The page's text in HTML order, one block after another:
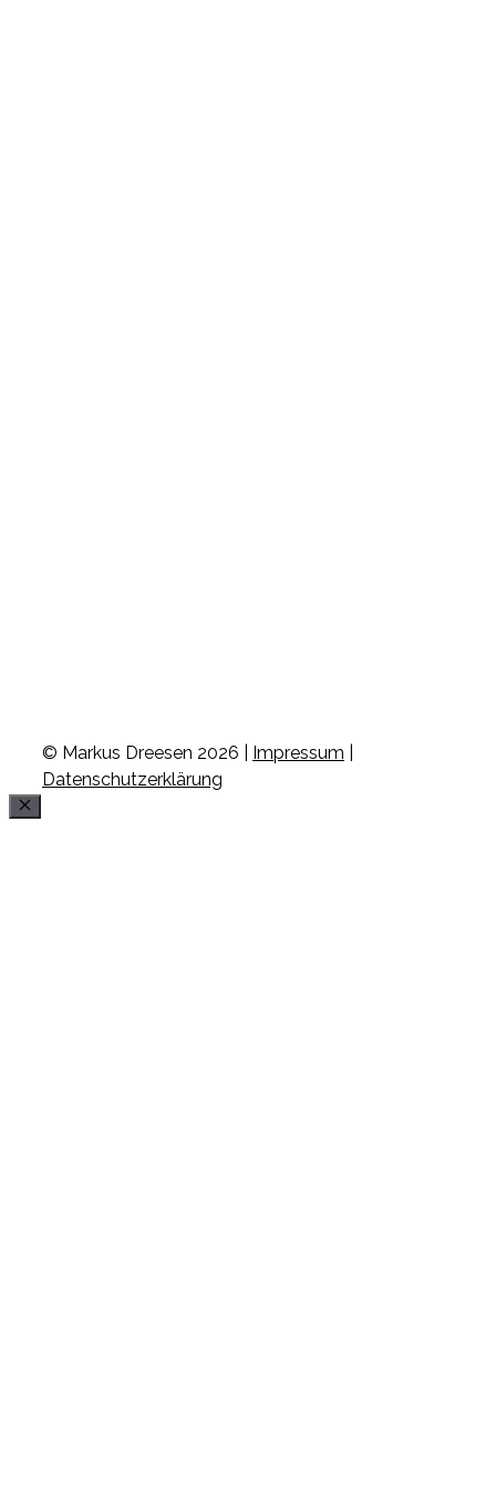
© Markus Dreesen 2026 | Impressum
Datenschutzerklärung
Schließen